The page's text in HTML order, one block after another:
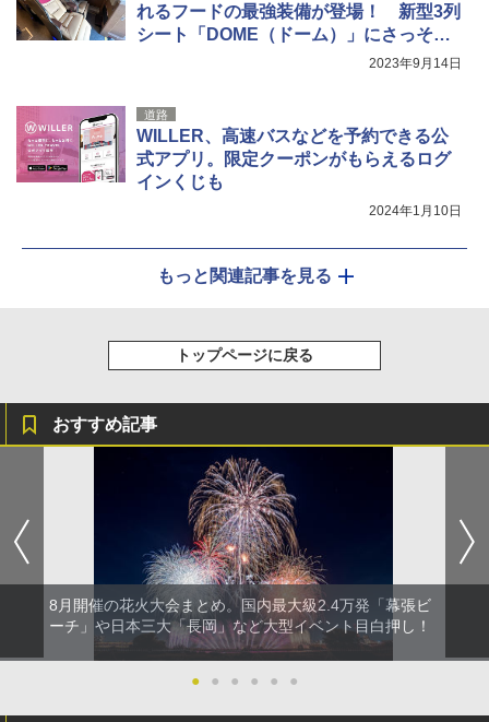
れるフードの最強装備が登場！ 新型3列
シート「DOME（ドーム）」にさっそく
2023年9月14日
道路
WILLER、高速バスなどを予約できる公
式アプリ。限定クーポンがもらえるログ
インくじも
2024年1月10日
もっと関連記事を見る
トップページに戻る
おすすめ記事
8月開催の花火大会まとめ。国内最大級2.4万発「幕張ビ
ーチ」や日本三大「長岡」など大型イベント目白押し！
● ● ● ● ● ●